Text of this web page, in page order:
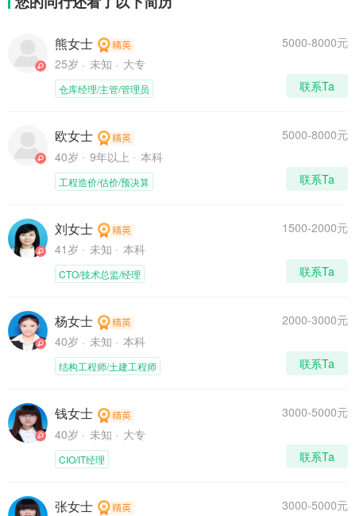
5000-8000元
熊女士
25岁 未知
大专
联系Ta
仓库经理/主管/管理员
5000-8000元
欧女士
40岁 9年以上
本科
联系Ta
工程造价/估价/预决算
1500-2000元
刘女士
41岁 未知
本科
联系Ta
CTO/技术总监/经理
2000-3000元
杨女士
40岁 未知
本科
联系Ta
结构工程师/土建工程师
3000-5000元
钱女士
40岁 未知
大专
联系Ta
CIO/IT经理
3000-5000元
张女士